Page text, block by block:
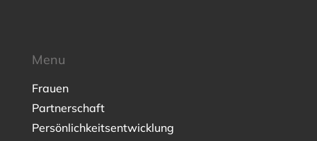
Menu
Frauen
Partnerschaft
Persönlichkeitsentwicklung